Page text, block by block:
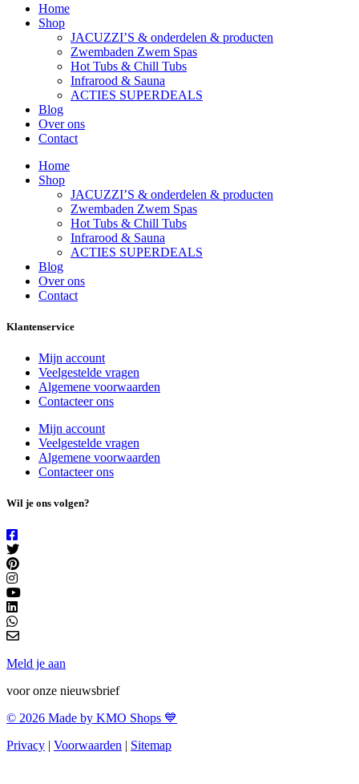
Home
Shop
JACUZZI’S & onderdelen & producten
Zwembaden Zwem Spas
Hot Tubs & Chill Tubs
Infrarood & Sauna
ACTIES SUPERDEALS
Blog
Over ons
Contact
Home
Shop
JACUZZI’S & onderdelen & producten
Zwembaden Zwem Spas
Hot Tubs & Chill Tubs
Infrarood & Sauna
ACTIES SUPERDEALS
Blog
Over ons
Contact
Klantenservice
Mijn account
Veelgestelde vragen
Algemene voorwaarden
Contacteer ons
Mijn account
Veelgestelde vragen
Algemene voorwaarden
Contacteer ons
Wil je ons volgen?
Meld je aan
voor onze nieuwsbrief
© 2026 Made by KMO Shops 💙
Privacy | Voorwaarden | Sitemap